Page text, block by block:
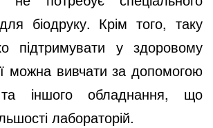
біодруку. Крім того, таку
підтримувати у здоровому
можна вивчати за допомогою
та іншого обладнання, що
лабораторій.